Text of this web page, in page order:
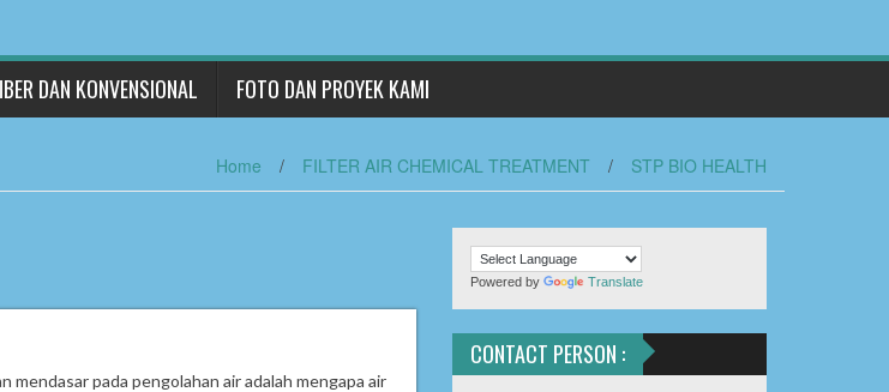
DAN KONVENSIONAL FOTO DAN PROYEK KAMI
Home / FILTER AIR CHEMICAL TREATMENT / STP BIO HEALTH
mendasar pada pengolahan air adalah mengapa air
Powered by Translate
CONTACT PERSON :